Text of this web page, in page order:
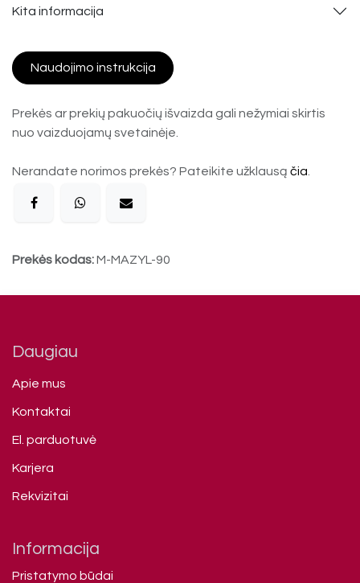
Kita informacija
Naudojimo instrukcija
Prekės ar prekių pakuočių išvaizda gali nežymiai skirtis
nuo vaizduojamų svetainėje.
Nerandate norimos prekės? Pateikite užklausą čia
Prekės kodas:M-MAZYL-90
Daugiau
Apie mus
Kontaktai
El. parduotuvė
Karjera
Rekvizitai
Informacija
Pristatymo būdai